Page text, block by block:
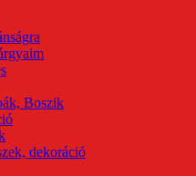
Boszik
dekoráció